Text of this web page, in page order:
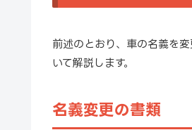
前述のとおり、車の名義を
いて解説します。
名義変更の書類